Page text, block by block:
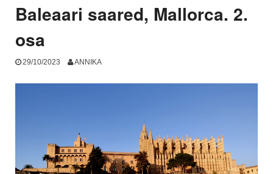
Baleaari saared, Mallorca. 2.
osa
29/10/2023 ANNIKA